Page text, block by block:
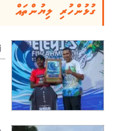
ގުޅުންހުރި ލިޔުންތައް